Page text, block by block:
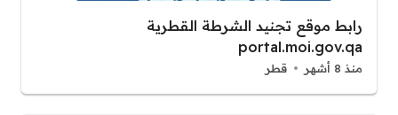
رابط موقع تجنيد الشرطة القطرية
portal.moi.gov.qa
منذ 8 أشهر قطر